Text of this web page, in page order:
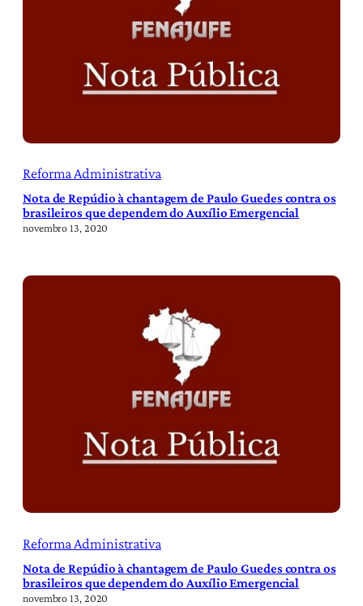
Reforma Administrativa
Nota de Repúdio à chantagem de Paulo Guedes contra os
brasileiros que dependem do Auxílio Emergencial
novembro 13, 2020
Reforma Administrativa
Nota de Repúdio à chantagem de Paulo Guedes contra os
brasileiros que dependem do Auxílio Emergencial
novembro 13, 2020